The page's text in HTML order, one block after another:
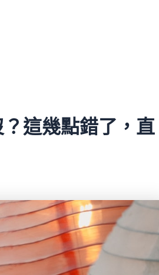
這幾點錯了，直